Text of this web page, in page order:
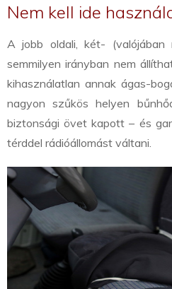
Nem kell ide
A jobb oldali, két- (valójában
semmilyen irányban nem
kihasználatlan annak ágas-
nagyon szűkös helyen
biztonsági övet kapott – és
térddel rádióállomást váltani.